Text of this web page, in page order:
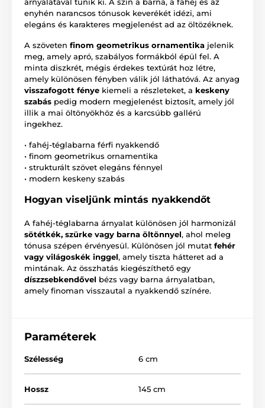
enyhén narancsos tónusok keverékét idézi, ami
elegáns és karakteres megjelenést ad az öltözéknek.
A szöveten finom geometrikus ornamentika jelenik
meg, amely apró, szabályos formákból épül fel. A
minta diszkrét, mégis érdekes textúrát hoz létre,
amely különösen fényben válik jól láthatóvá. Az anyag
visszafogott fénye kiemeli a részleteket, a keskeny
szabás pedig modern megjelenést biztosít, amely jól
illik a mai öltönyökhöz és a karcsúbb gallérú
ingekhez.
• fahéj-téglabarna férfi nyakkendő
• finom geometrikus ornamentika
• strukturált szövet elegáns fénnyel
• modern keskeny szabás
Hogyan viseljünk mintás nyakkendőt
A fahéj-téglabarna árnyalat különösen jól harmonizál
sötétkék, szürke vagy barna öltönnyel, ahol meleg
tónusa szépen érvényesül. Különösen jól mutat fehér
vagy világoskék inggel, amely tiszta hátteret ad a
mintának. Az összhatás kiegészíthető egy
díszzsebkendővel bézs vagy barna árnyalatban,
amely finoman visszautal a nyakkendő színére.
Paraméterek
Szélesség 6 cm
Hossz 145 cm